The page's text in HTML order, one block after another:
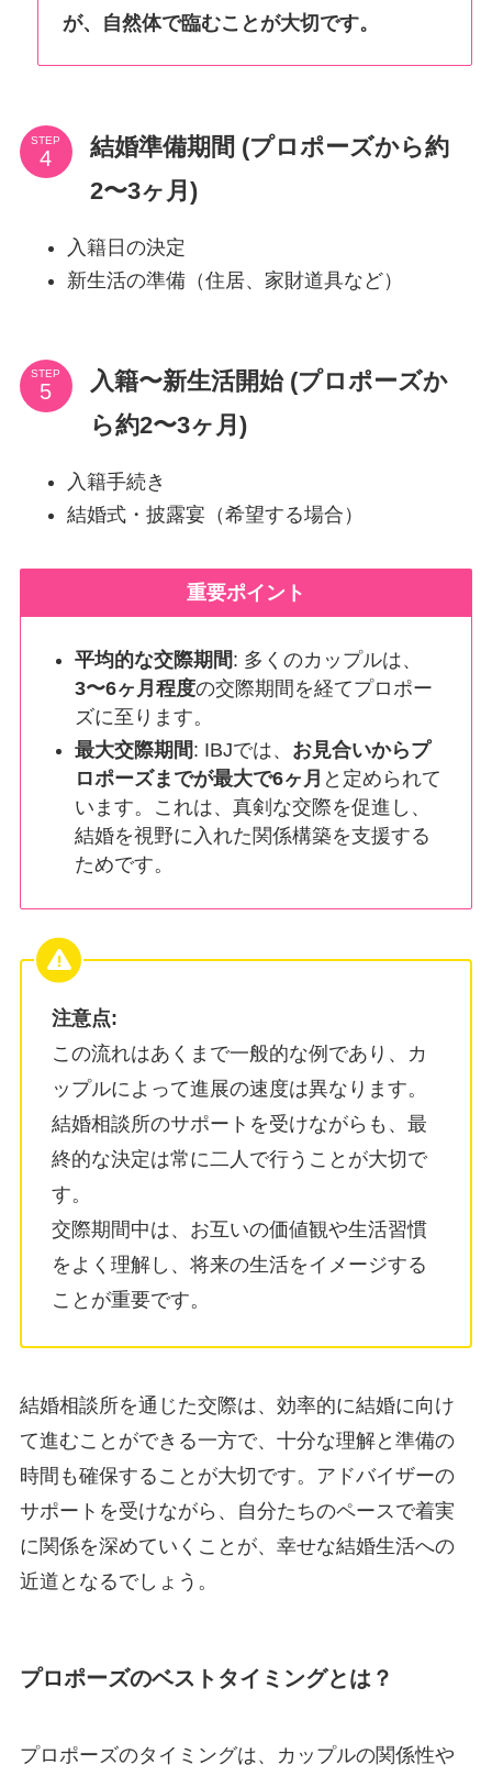
が、自然体で臨むことが大切です。
STEP
結婚準備期間 (プロポーズから約
2〜3ヶ月)
入籍日の決定
新生活の準備（住居、家財道具など）
STEP
入籍〜新生活開始 (プロポーズか
ら約2〜3ヶ月)
入籍手続き
結婚式・披露宴（希望する場合）
重要ポイント
平均的な交際期間: 多くのカップルは、
3〜6ヶ月程度の交際期間を経てプロポー
ズに至ります。
最大交際期間: IBJでは、 お見合いからプ
ロポーズまでが最大で6ヶ月 と定められて
います。これは、真剣な交際を促進し、
結婚を視野に入れた関係構築を支援する
ためです。
注意点:
この流れはあくまで一般的な例であり、カ
ップルによって進展の速度は異なります。
結婚相談所のサポートを受けながらも、最
終的な決定は常に二人で行うことが大切で
す。
交際期間中は、お互いの価値観や生活習慣
をよく理解し、将来の生活をイメージする
ことが重要です。
結婚相談所を通じた交際は、効率的に結婚に向け
て進むことができる一方で、十分な理解と準備の
時間も確保することが大切です。アドバイザーの
サポートを受けながら、自分たちのペースで着実
に関係を深めていくことが、幸せな結婚生活への
近道となるでしょう。
プロポーズのベストタイミングとは？
プロポーズのタイミングは、カップルの関係性や